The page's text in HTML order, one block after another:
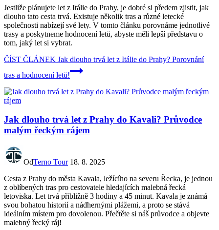
Jestliže plánujete let z Itálie do Prahy, je dobré si předem zjistit, jak
dlouho tato cesta trvá. Existuje několik tras a různé letecké
společnosti nabízejí své lety. V tomto článku porovnáme jednotlivé
trasy a poskytneme hodnocení letů, abyste měli lepší představu o
tom, jaký let si vybrat.
ČÍST ČLÁNEK Jak dlouho trvá let z Itálie do Prahy? Porovnání
tras a hodnocení letů!
Jak dlouho trvá let z Prahy do Kavali? Průvodce
malým řeckým rájem
OdTerno Tour 18. 8. 2025
Cesta z Prahy do města Kavala, ležícího na severu Řecka, je jednou
z oblíbených tras pro cestovatele hledajících malebná řecká
letoviska. Let trvá přibližně 3 hodiny a 45 minut. Kavala je známá
svou bohatou historií a nádhernými plážemi, a proto se stává
ideálním místem pro dovolenou. Přečtěte si náš průvodce a objevte
malebný řecký ráj!